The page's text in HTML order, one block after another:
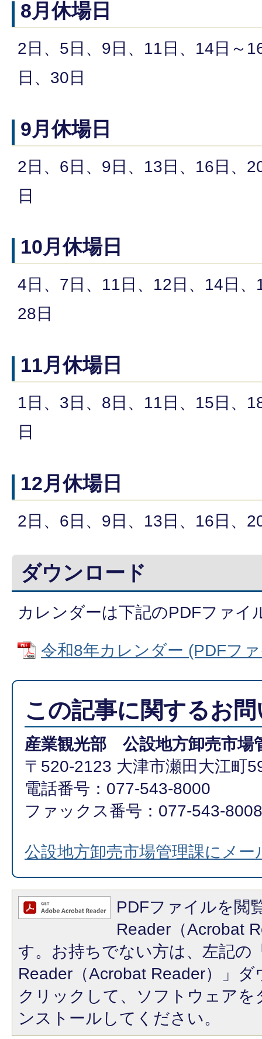
8月休場日
2日、5日、9日、11日、14日～
日、30日
9月休場日
2日、6日、9日、13日、16日、
日
10月休場日
4日、7日、11日、12日、14日
28日
11月休場日
1日、3日、8日、11日、15日、
日
12月休場日
2日、6日、9日、13日、16日、
ダウンロード
カレンダーは下記のPDFファイ
令和8年カレンダー (PDFフ
この記事に関するお
産業観光部 公設地方卸売市場
〒520-2123 大津市瀬田大江町
電話番号：077-543-8000
ファックス番号：077-543-8008
公設地方卸売市場管理課にメー
PDFファイルを閲
Reader（Acrobat
す。お持ちでない方は、左記の
Reader（Acrobat Reader）」
クリックして、ソフトウェア
ンストールしてください。